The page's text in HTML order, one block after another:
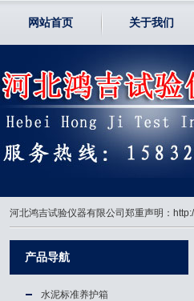
网站首页 关于我们
河北鸿吉试验仪器有限公司郑重声明：
产品导航
水泥标准养护箱